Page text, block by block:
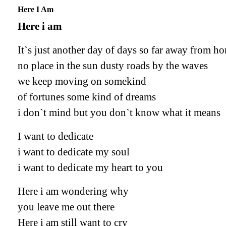
Here I Am
Here i am
It`s just another day of days so far away from
no place in the sun dusty roads by the waves
we keep moving on somekind
of fortunes some kind of dreams
i don`t mind but you don`t know what it means
I want to dedicate
i want to dedicate my soul
i want to dedicate my heart to you
Here i am wondering why
you leave me out there
Here i am still want to cry